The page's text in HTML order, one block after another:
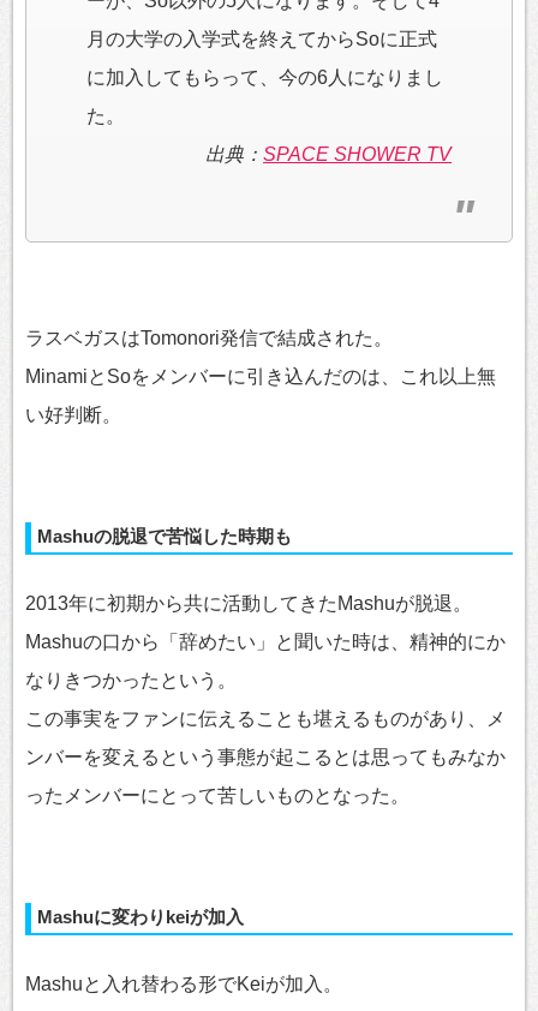
月の大学の入学式を終えてからSoに正式
に加入してもらって、今の6人になりまし
た。
出典： SPACE SHOWER TV
ラスベガスはTomonori発信で結成された。
MinamiとSoをメンバーに引き込んだのは、これ以上無
い好判断。
Mashuの脱退で苦悩した時期も
2013年に初期から共に活動してきたMashuが脱退。
Mashuの口から「辞めたい」と聞いた時は、精神的にか
なりきつかったという。
この事実をファンに伝えることも堪えるものがあり、メ
ンバーを変えるという事態が起こるとは思ってもみなか
ったメンバーにとって苦しいものとなった。
Mashuに変わりkeiが加入
Mashuと入れ替わる形でKeiが加入。